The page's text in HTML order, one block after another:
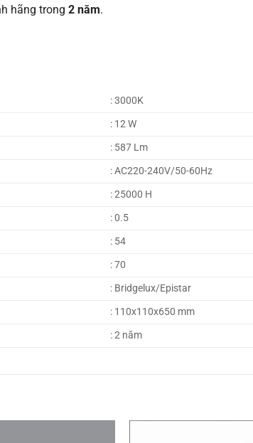
hãng trong2 năm.
: 3000K
: 12 W
: 587 Lm
: AC220-240V/50-60Hz
: 25000 H
: 0.5
: 54
: 70
: Bridgelux/Epistar
: 110x110x650 mm
: 2 năm